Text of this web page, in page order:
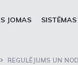
JOMAS
REGULĒJUMS UN